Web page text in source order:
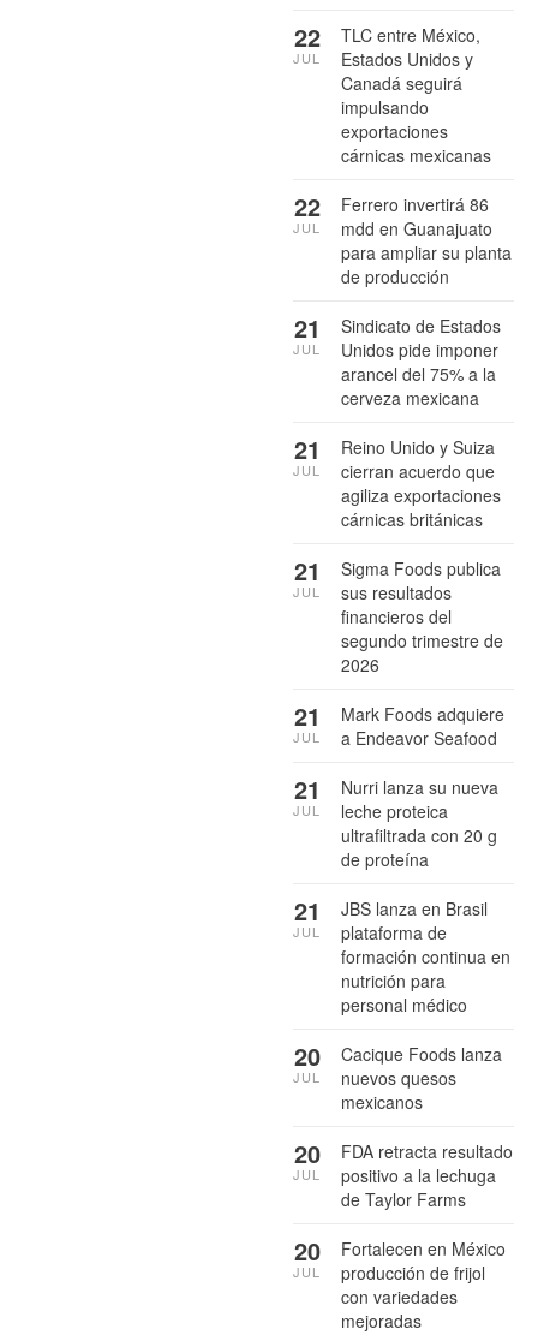
TLC entre México,
Estados Unidos y
Canadá seguirá
impulsando
exportaciones
cárnicas mexicanas
22
JUL
Ferrero invertirá 86
mdd en Guanajuato
para ampliar su planta
de producción
22
JUL
Sindicato de Estados
Unidos pide imponer
arancel del 75% a la
cerveza mexicana
21
JUL
Reino Unido y Suiza
cierran acuerdo que
agiliza exportaciones
cárnicas británicas
21
JUL
Sigma Foods publica
sus resultados
financieros del
segundo trimestre de
2026
21
JUL
Mark Foods adquiere
a Endeavor Seafood
21
JUL
Nurri lanza su nueva
leche proteica
ultrafiltrada con 20 g
de proteína
21
JUL
JBS lanza en Brasil
plataforma de
formación continua en
nutrición para
personal médico
21
JUL
Cacique Foods lanza
nuevos quesos
mexicanos
20
JUL
FDA retracta resultado
positivo a la lechuga
de Taylor Farms
20
JUL
Fortalecen en México
producción de frijol
con variedades
mejoradas
20
JUL